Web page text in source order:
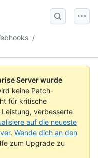
/
Server wurde
keine Patch-
für kritische
verbesserte
auf die neueste
. Wende dich an den
zum Upgrade zu